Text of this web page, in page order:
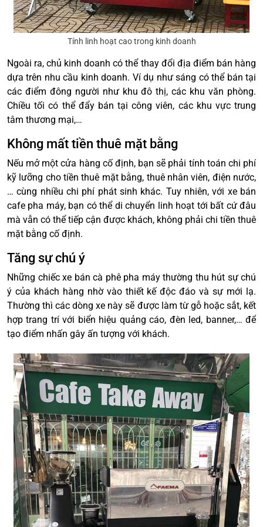
Tính linh hoạt cao trong kinh doanh
Ngoài ra, chủ kinh doanh có thể thay đổi địa điểm bán hàng
dựa trên nhu cầu kinh doanh. Ví dụ như sáng có thể bán tại
các điểm đông người như khu đô thị, các khu văn phòng.
Chiều tối có thể đẩy bán tại công viên, các khu vực trung
tâm thương mại,…
Không mất tiền thuê mặt bằng
Nếu mở một cửa hàng cố định, bạn sẽ phải tính toán chi phí
kỹ lưỡng cho tiền thuê mặt bằng, thuê nhân viên, điện nước,
… cùng nhiều chi phí phát sinh khác. Tuy nhiên, với xe bán
cafe pha máy, bạn có thể di chuyển linh hoạt tới bất cứ đâu
mà vẫn có thể tiếp cận được khách, không phải chi tiền thuê
mặt bằng cố định.
Tăng sự chú ý
Những chiếc xe bán cà phê pha máy thường thu hút sự chú
ý của khách hàng nhờ vào thiết kế độc đáo và sự mới lạ.
Thường thì các dòng xe này sẽ được làm từ gỗ hoặc sắt, kết
hợp trang trí với biển hiệu quảng cáo, đèn led, banner,… để
tạo điểm nhấn gây ấn tượng với khách.